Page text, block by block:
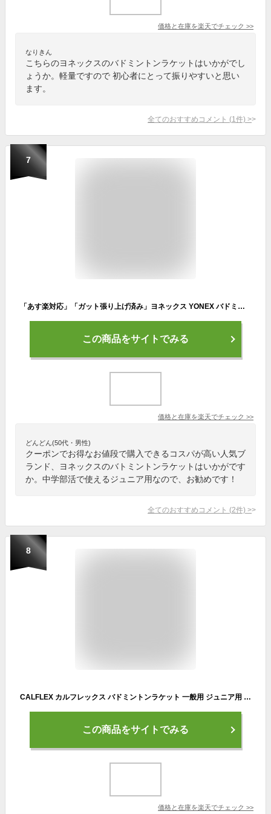
価格と在庫を楽天でチェック >>
なりきん
こちらのヨネックスのバドミントンラケットはいかがでし
ょうか。軽量ですので 初心者にとって振りやすいと思い
ます。
全てのおすすめコメント (1 件) >
7
「あす楽対応」「ガット張り上げ済み」ヨネックス YONEX バドミントンラケット ジュニア MUSCLE POWER 2 JUNIOR マッスルパワー2ジュニア MP2JRG-501『即日出荷』
この商品をサイトでみる
価格と在庫を楽天でチェック >>
どんどん(50代・男性)
クーポンでお得なお値段で購入できるコスパが高い人気ブ
ランド、ヨネックスのバトミントンラケットはいかがです
か。中学部活で使えるジュニア用なので、お勧めです！
全てのおすすめコメント (2件) >
8
CALFLEX カルフレックス バドミントンラケット 一般用 ジュニア用 レングス:662mm サクライ貿易 (SAKURAI) SB-501 (バドミントン ラケット アルミ スチール バドミントンラケット ケース付き ガット張り上げ済み)
この商品をサイトでみる
価格と在庫を楽天でチェック >>